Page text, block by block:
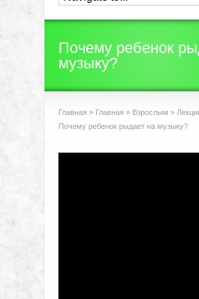
Почему ребенок
музыку?
Главная » Главная » Взрослым »
Почему ребенок рыдает на музыку?